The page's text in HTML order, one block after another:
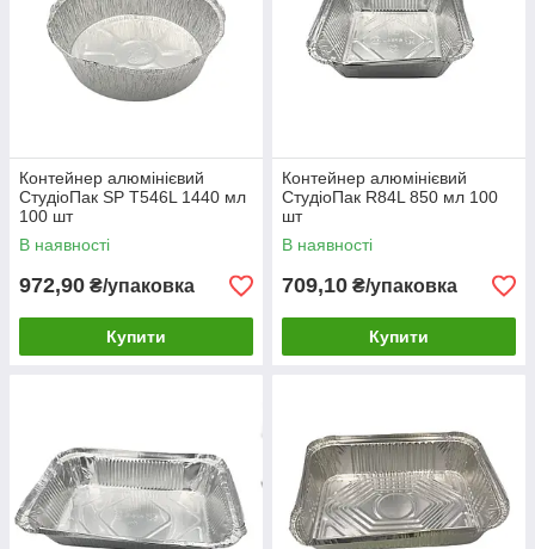
Контейнер алюмінієвий
СтудіоПак SP T546L 1440 мл
100 шт
В наявності
972,90 ₴/упаковка
Купити
Контейнер алюмінієвий
СтудіоПак R84L 850 мл 100
шт
В наявності
709,10 ₴/упаковка
Купити